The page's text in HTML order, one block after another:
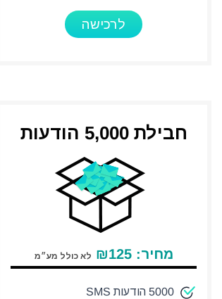
לרכישה
חבילת 5,000 הודעות
מחיר: ₪125 לא כולל מע״מ
5000 הודעות SMS